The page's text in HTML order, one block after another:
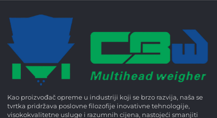
Kao proizvođač opreme u industriji koji se brzo razvija, naša se
tvrtka pridržava poslovne filozofije inovativne tehnologije,
visokokvalitetne usluge i razumnih cijena, nastojeći smanjiti